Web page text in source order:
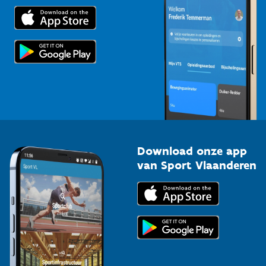
Trainers en begeleiders
Topsporters
Voor de pers
Download onze app
van Sport Vlaanderen